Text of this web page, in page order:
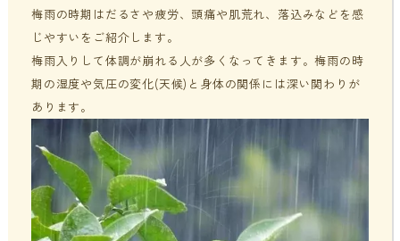
家事・育児でたまる体の疲れ
年齢とともに変わる体調サポート
血液検査でわかるあなたの健康サイン
の流れ
体調不良で異常無しといわれてしまうのは？
はじめての栄養相談はこちら
分子整合栄養医学を勉強したい方に
採用情報
梅雨の時期はだるさや疲労、頭痛や肌荒れ、落込みなどを感
じやすいをご紹介します。
梅雨入りして体調が崩れる人が多くなってきます。梅雨の時
期の湿度や気圧の変化(天候)と身体の関係には深い関わりが
あります。